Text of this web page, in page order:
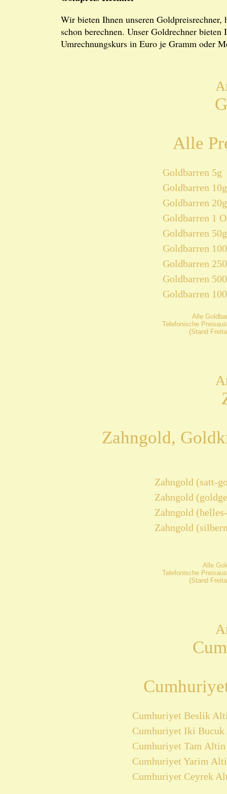
Wir bieten Ihnen unseren
schon berechnen. Unser Goldrechner
Umrechnungskurs in Euro je Gramm oder
Alle
Goldbarren 5g
Goldbarren 10g
Goldbarren 20g
Goldbarren 1
Goldbarren 50g
Goldbarren
Goldbarren
Goldbarren
Goldbarren
Alle
Telefonische
(Stand
Zahngold,
Zahngold (satt-
Zahngold
Zahngold
Zahngold
Alle
Telefonische
(Stand
Cumhuriyet Beslik
Cumhuriyet Iki
Cumhuriyet Tam
Cumhuriyet Yarim
Cumhuriyet Ceyrek